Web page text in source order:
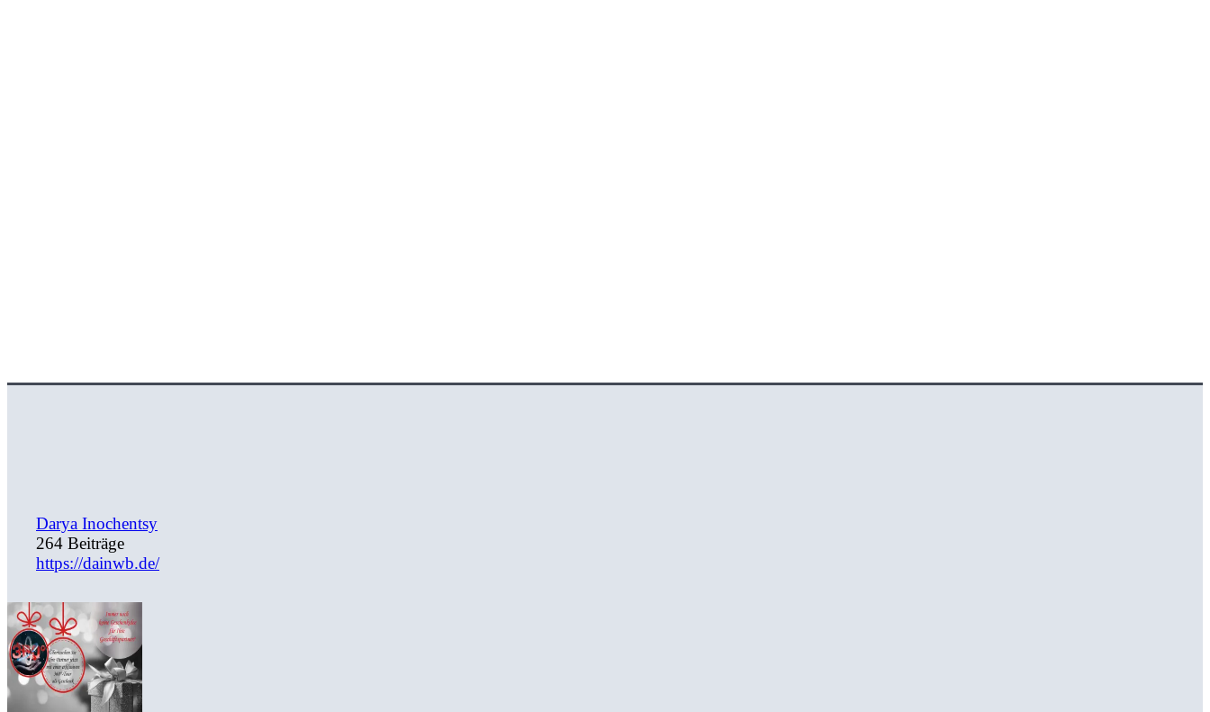
Darya Inochentsy
264 Beiträge
https://dainwb.de/